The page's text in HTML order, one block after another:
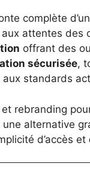
complète
attentes des
offrant des
sécurisée,
aux standards
rebranding
alternative
d’accès et